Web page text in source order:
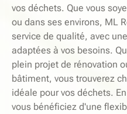
vos déchets. Que vous
ou dans ses environs, ML
service de qualité, avec
adaptées à vos besoins.
plein projet de rénovation
bâtiment, vous trouverez
idéale pour vos déchets.
vous bénéficiez d'une